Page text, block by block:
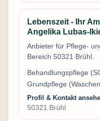
Lebenszeit - Ihr
Angelika Lubas-
Anbieter für Pflege-
Bereich 50321 Brühl.
Behandlungspflege
Grundpflege
Profil & Kontakt
50321 Brühl